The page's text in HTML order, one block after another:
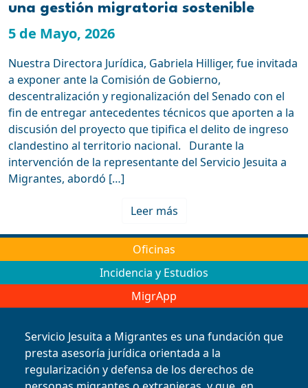
una gestión migratoria sostenible
5 de Mayo, 2026
Nuestra Directora Jurídica, Gabriela Hilliger, fue invitada
a exponer ante la Comisión de Gobierno,
descentralización y regionalización del Senado con el
fin de entregar antecedentes técnicos que aporten a la
discusión del proyecto que tipifica el delito de ingreso
clandestino al territorio nacional. Durante la
intervención de la representante del Servicio Jesuita a
Migrantes, abordó […]
Leer más
Oficinas
Incidencia y Estudios
MigrApp
Servicio Jesuita a Migrantes es una fundación que
presta asesoría jurídica orientada a la
regularización y defensa de los derechos de